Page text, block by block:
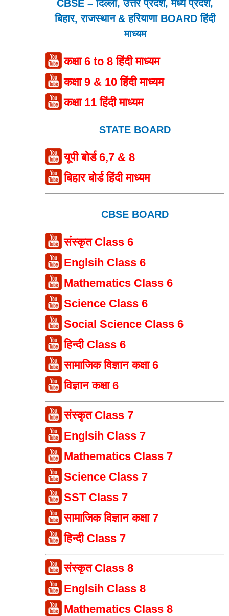
CBSE – दिल्ली, उत्तर प्रदेश, मध्य प्रदेश,
बिहार, राजस्थान & हरियाणा BOARD हिंदी
माध्यम
कक्षा 6 to 8 हिंदी माध्यम
कक्षा 9 & 10 हिंदी माध्यम
कक्षा 11 हिंदी माध्यम
STATE BOARD
यूपी बोर्ड 6,7 & 8
बिहार बोर्ड हिंदी माध्यम
CBSE BOARD
संस्कृत Class 6
Englsih Class 6
Mathematics Class 6
Science Class 6
Social Science Class 6
हिन्दी Class 6
सामाजिक विज्ञान कक्षा 6
विज्ञान कक्षा 6
संस्कृत Class 7
Englsih Class 7
Mathematics Class 7
Science Class 7
SST Class 7
सामाजिक विज्ञान कक्षा 7
हिन्दी Class 7
संस्कृत Class 8
Englsih Class 8
Mathematics Class 8